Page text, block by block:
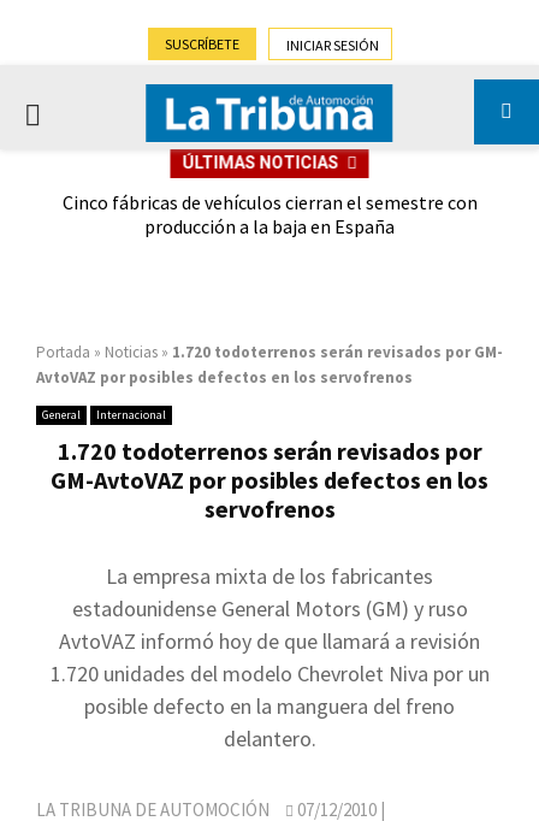
SUSCRÍBETE INICIAR SESIÓN
PRIMARY
ÚLTIMAS NOTICIAS
Cinco fábricas de vehículos cierran el semestre con
producción a la baja en España
Portada » Noticias » 1.720 todoterrenos serán revisados por GM-
AvtoVAZ por posibles defectos en los servofrenos
General Internacional
1.720 todoterrenos serán revisados por
GM-AvtoVAZ por posibles defectos en los
servofrenos
La empresa mixta de los fabricantes
estadounidense General Motors (GM) y ruso
AvtoVAZ informó hoy de que llamará a revisión
1.720 unidades del modelo Chevrolet Niva por un
posible defecto en la manguera del freno
delantero.
LA TRIBUNA DE AUTOMOCIÓN 07/12/2010 |